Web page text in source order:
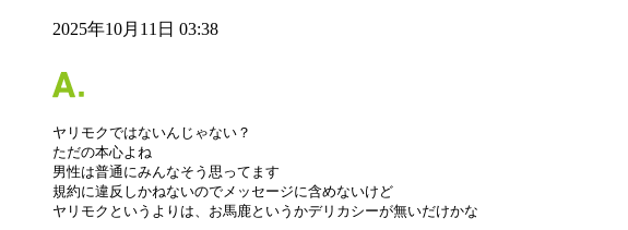
2025年10月11日 03:38
ヤリモクではないんじゃない？
ただの本心よね
男性は普通にみんなそう思ってます
規約に違反しかねないのでメッセージに含めないけど
ヤリモクというよりは、お馬鹿というかデリカシーが無いだけかな